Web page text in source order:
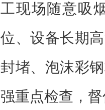
工现场随意吸
位、设备长期
封堵、泡沫彩
强重点检查，